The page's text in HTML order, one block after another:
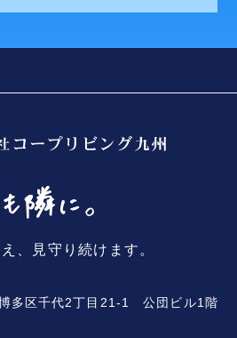
、見守り続けます。
多区千代2丁目21-1 公団ビル1階